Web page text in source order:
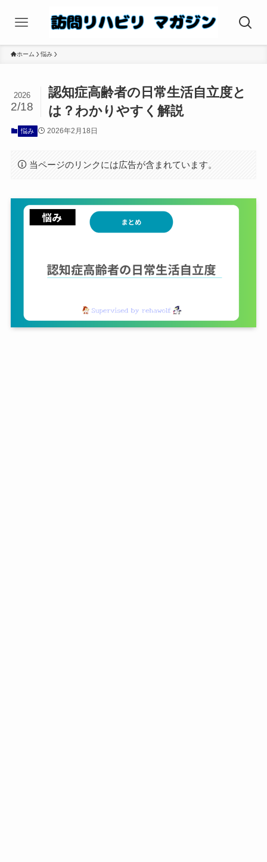
ホーム 悩み
認知症高齢者の日常生活自立度と
は？わかりやすく解説
2026
2/18
悩み 2026年2月18日
当ページのリンクには広告が含まれています。